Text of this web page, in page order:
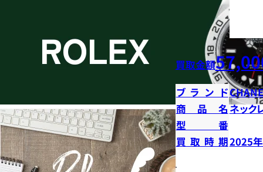
買取金額
ブランド
商品名ネック
型番
買取時期2025